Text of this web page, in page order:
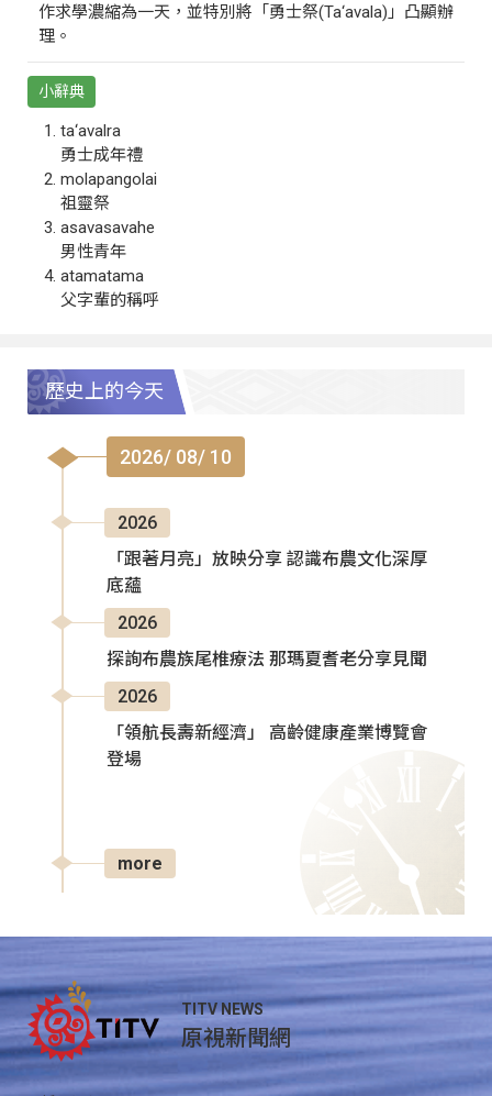
作求學濃縮為一天，並特別將「勇士祭(Ta‘avala)」凸顯辦
理。
小辭典
ta‘avalra
勇士成年禮
molapangolai
祖靈祭
asavasavahe
男性青年
atamatama
父字輩的稱呼
歷史上的今天
2026/ 08/ 10
2026
「跟著月亮」放映分享 認識布農文化深厚
底蘊
2026
探詢布農族尾椎療法 那瑪夏耆老分享見聞
2026
「領航長壽新經濟」 高齡健康產業博覽會
登場
more
TITV NEWS
原視新聞網